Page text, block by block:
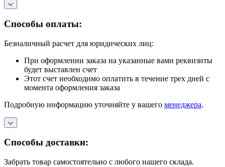
Способы оплаты:
Безналичный расчет для юридических лиц:
При оформлении заказа на указанные вами реквизиты
будет выставлен счет
Этот счет необходимо оплатить в течение трех дней с
момента оформления заказа
Подробную информацию уточняйте у вашего менеджера.
Способы доставки:
Забрать товар самостоятельно с любого нашего склада.